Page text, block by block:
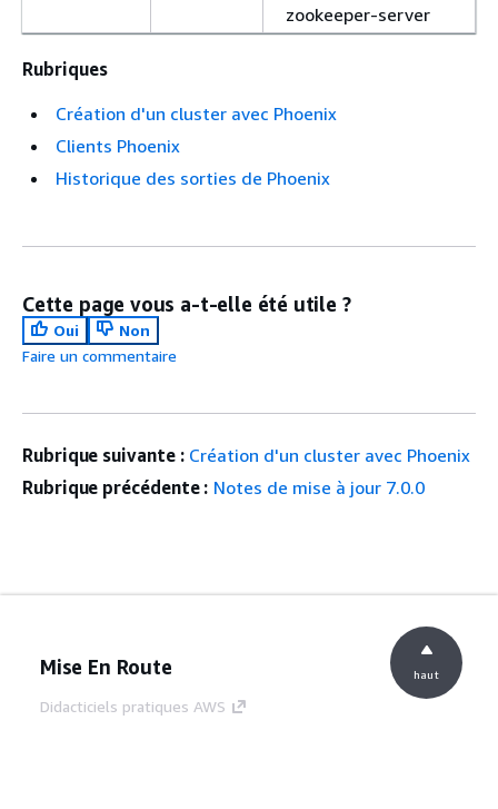
zookeeper-server
Rubriques
Création d'un cluster avec Phoenix
Clients Phoenix
Historique des sorties de Phoenix
Cette page vous a-t-elle été utile ?
Oui
Non
Faire un commentaire
Rubrique suivante : Création d'un cluster avec Phoenix
Rubrique précédente : Notes de mise à jour 7.0.0
Mise En Route
Didacticiels pratiques AWS
haut